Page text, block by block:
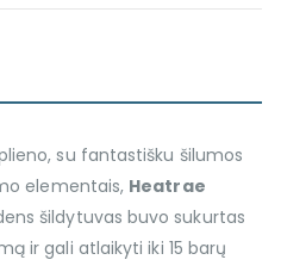
su fantastišku šilumos
elementais, Heatrae
šildytuvas buvo sukurtas
ir gali atlaikyti iki 15 barų